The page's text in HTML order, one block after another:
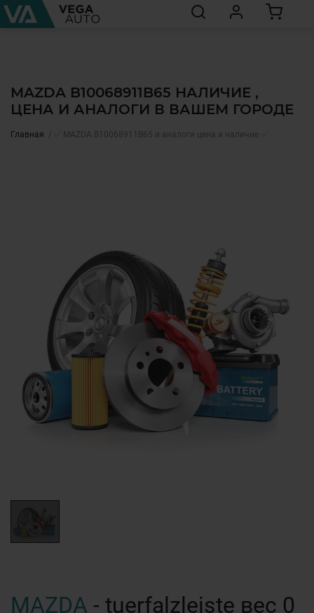
MAZDA B10068911B65 НАЛИЧИЕ ,
ЦЕНА И АНАЛОГИ В ВАШЕМ ГОРОДЕ
Главная ✅ MAZDA B10068911B65 и аналоги цена и наличие ✅
MAZDA - tuerfalzleiste вес 0